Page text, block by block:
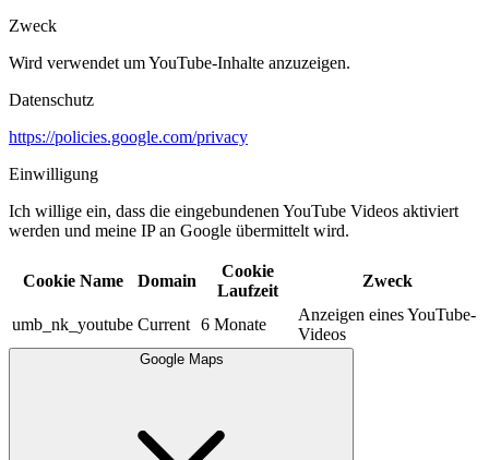
Zweck
Wird verwendet um YouTube-Inhalte anzuzeigen.​
Datenschutz
https://policies.google.com/privacy
Einwilligung
Ich willige ein, dass die eingebundenen YouTube Videos aktiviert
werden und meine IP an Google übermittelt wird.​
Cookie Name Domain
Cookie
Laufzeit
Zweck
umb_nk_youtube Current 6 Monate
Anzeigen eines YouTube-
Videos
Google Maps